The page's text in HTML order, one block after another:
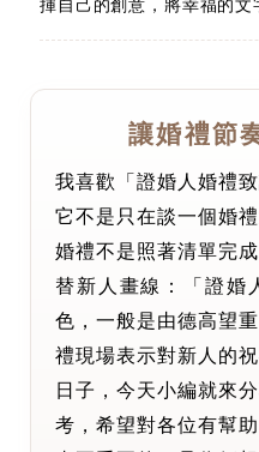
揮自己的創意，將幸福的文
讓婚禮節
我喜歡「證婚人婚禮
它不是只在談一個婚
婚禮不是照著清單完
替新人畫線：「證婚
色，一般是由德高望
禮現場表示對新人的
日子，今天小編就來
考，希望對各位有幫